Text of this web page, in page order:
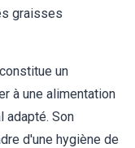
graisses
un
à une alimentation
adapté. Son
d'une hygiène de